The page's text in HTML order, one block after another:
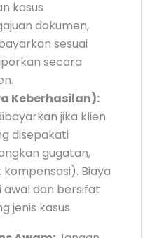
kasus
dokumen,
sesuai
secara
Keberhasilan):
jika klien
disepakati
gugatan,
Biaya
awal dan bersifat
jenis kasus.